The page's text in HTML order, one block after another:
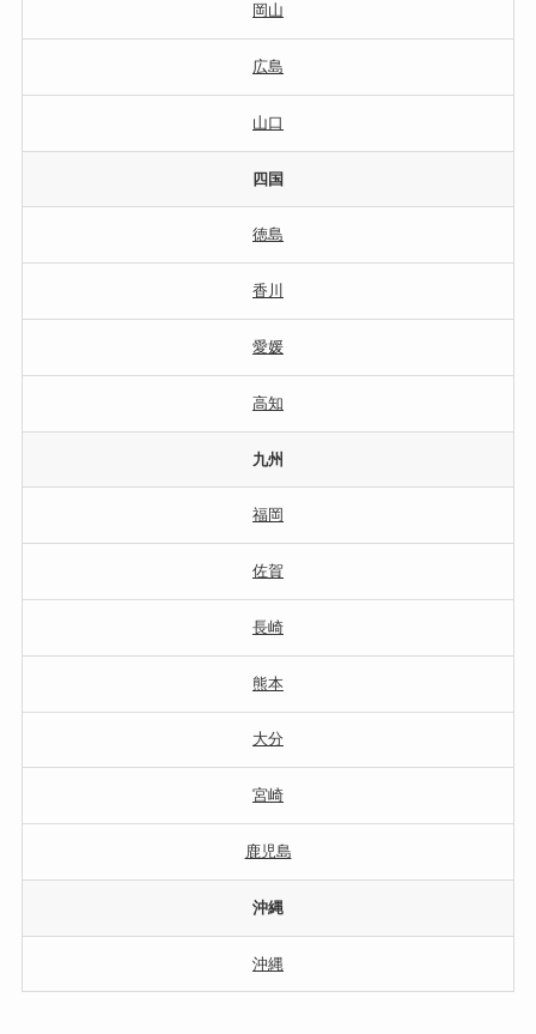
岡山
広島
山口
四国
徳島
香川
愛媛
高知
九州
福岡
佐賀
長崎
熊本
大分
宮崎
鹿児島
沖縄
沖縄